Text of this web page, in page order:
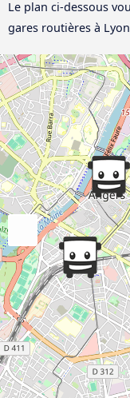
Le plan ci-dessous
gares routières à